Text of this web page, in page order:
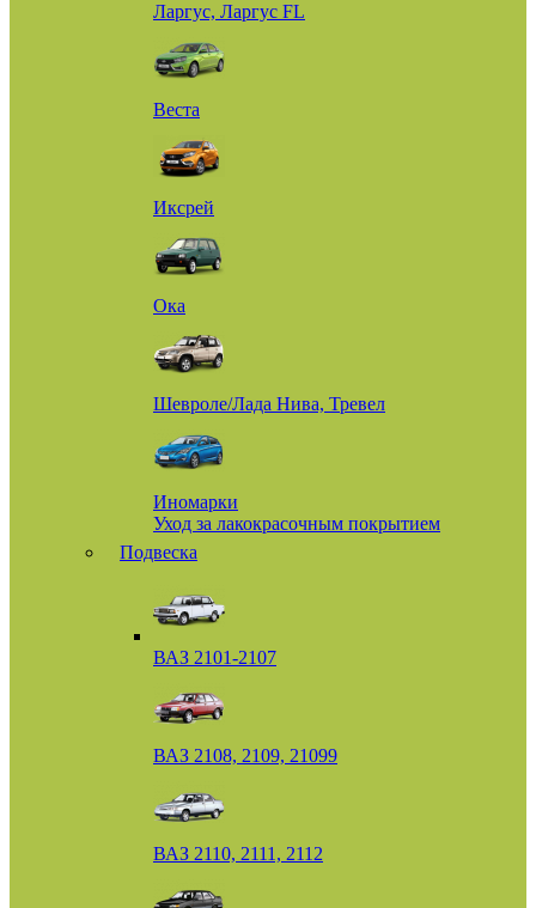
Ларгус, Ларгус FL
Веста
Иксрей
Ока
Шевроле/Лада Нива, Тревел
Иномарки
Уход за лакокрасочным покрытием
Подвеска
ВАЗ 2101-2107
ВАЗ 2108, 2109, 21099
ВАЗ 2110, 2111, 2112